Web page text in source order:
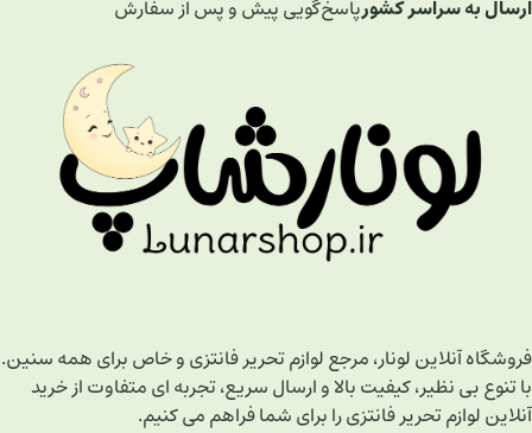
ارسال به سراسر کشورپاسخ‌گویی پیش و پس از سفارش
فروشگاه آنلاین لونار، مرجع لوازم تحریر فانتزی و خاص برای همه سنین.
با تنوع بی نظیر، کیفیت بالا و ارسال سریع، تجربه ای متفاوت از خرید
آنلاین لوازم تحریر فانتزی را برای شما فراهم می کنیم.